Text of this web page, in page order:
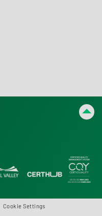
Cookie Settings